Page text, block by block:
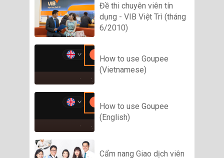
Đề thi chuyên viên tín
dụng - VIB Việt Trì (tháng
6/2010)
How to use Goupee
(Vietnamese)
How to use Goupee
(English)
Cẩm nang Giao dịch viên